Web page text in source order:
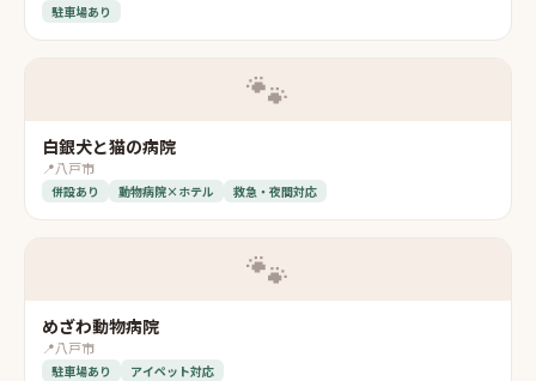
駐車場あり
🐾
白銀犬と猫の病院
📍八戸市
併設あり 動物病院×ホテル 救急・夜間対応
🐾
めざわ動物病院
📍八戸市
駐車場あり アイペット対応